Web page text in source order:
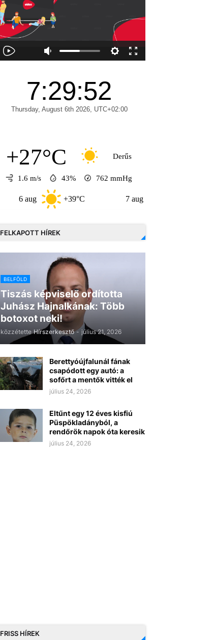
+27°C Derűs
1.6 m/s 43% 762 mmHg
+39°C +32°C
FELKAPOTT HÍREK
BELFÖLD
Tiszás képviselő ordította
Juhász Hajnalkának: Több
botoxot neki!
közzétette Hírszerkesztő - július 21, 2026
Berettyóújfalunál fának
csapódott egy autó: a
sofőrt a mentők vitték el
július 24, 2026
Eltűnt egy 12 éves kisfiú
Püspökladányból, a
rendőrök napok óta keresik
július 24, 2026
FRISS HÍREK